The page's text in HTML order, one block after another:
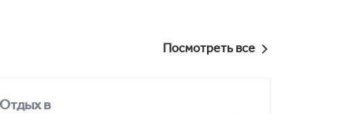
Посмотреть все
Отдых в